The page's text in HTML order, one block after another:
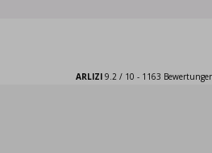
ARLIZI9.2 / 10 - 1163